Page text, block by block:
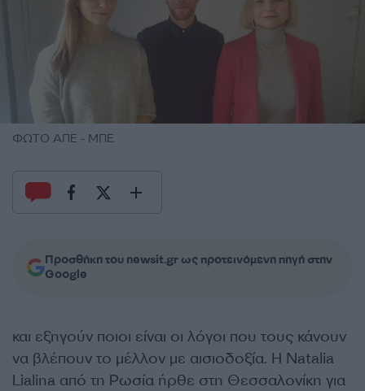
ΦΩΤΟ ΑΠΕ - ΜΠΕ
Προσθήκη του newsit.gr ως προτεινόμενη πηγή στην
Google
και εξηγούν ποιοι είναι οι λόγοι που τους κάνουν
να βλέπουν το μέλλον με αισιοδοξία. Η Natalia
Lialina από τη Ρωσία ήρθε στη Θεσσαλονίκη για